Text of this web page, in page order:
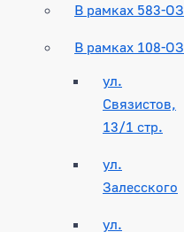
В рамках 583-ОЗ
В рамках 108-ОЗ
ул.
Связистов,
13/1 стр.
ул.
Залесского
ул.